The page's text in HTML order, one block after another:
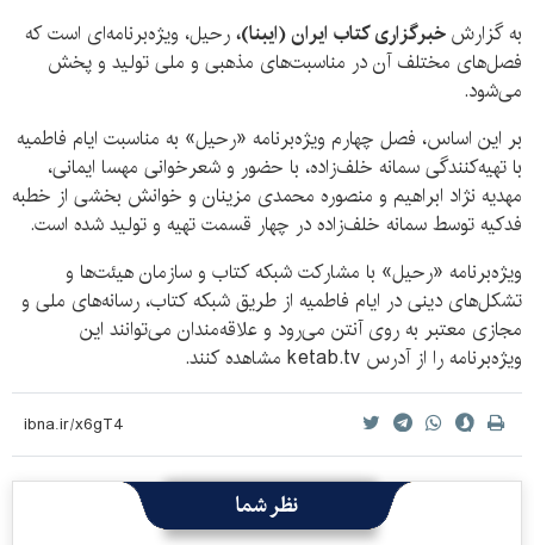
به گزارشخبرگزاری کتاب ایران (ایبنا)،رحیل، ویژه‌برنامه‌ای است که
فصل‌های مختلف آن در مناسبت‌های مذهبی و ملی تولید و پخش
می‌شود.
بر این اساس، فصل چهارم ویژه‌برنامه «رحیل» به مناسبت ایام فاطمیه
با تهیه‌کنندگی سمانه خلف‌زاده، با حضور و شعرخوانی مهسا ایمانی،
مهدیه نژاد ابراهیم و منصوره محمدی مزینان و خوانش بخشی از خطبه
فدکیه توسط سمانه خلف‌زاده در چهار قسمت تهیه و تولید شده است.
ویژه‌برنامه «رحیل» با مشارکت شبکه کتاب و سازمان هیئت‌ها و
تشکل‌های دینی در ایام فاطمیه از طریق شبکه کتاب، رسانه‌های ملی و
مجازی معتبر به روی آنتن می‌رود و علاقه‌مندان می‌توانند این
ویژه‌برنامه را از آدرس ketab.tv مشاهده کنند.
نظر شما